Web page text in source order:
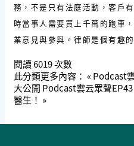
務，不是只有法庭活動，客戶
時當事人需要買上千萬的跑車
業意見與參與。律師是個有趣
閱讀6019次數
此分類更多內容： « Podcast
大公開 Podcast雲云眾聲
醫生！ »